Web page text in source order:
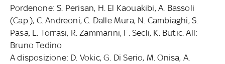
Pordenone: S. Perisan, H. El Kaouakibi, A. Bassoli
(Cap.), C. Andreoni, C. Dalle Mura, N. Cambiaghi, S.
Pasa, E. Torrasi, R. Zammarini, F. Secli, K. Butic. All:
Bruno Tedino
A disposizione: D. Vokic, G. Di Serio, M. Onisa, A.